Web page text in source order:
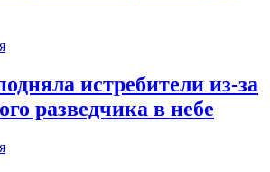
истребители из-за
разведчика в небе